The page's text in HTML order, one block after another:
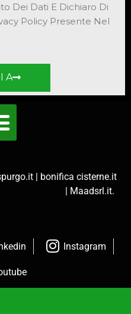
Dei Dati E Dichiaro Di
Policy Presente Nel
A
| bonifica cisterne.it
| Maadsrl.it.
Instagram